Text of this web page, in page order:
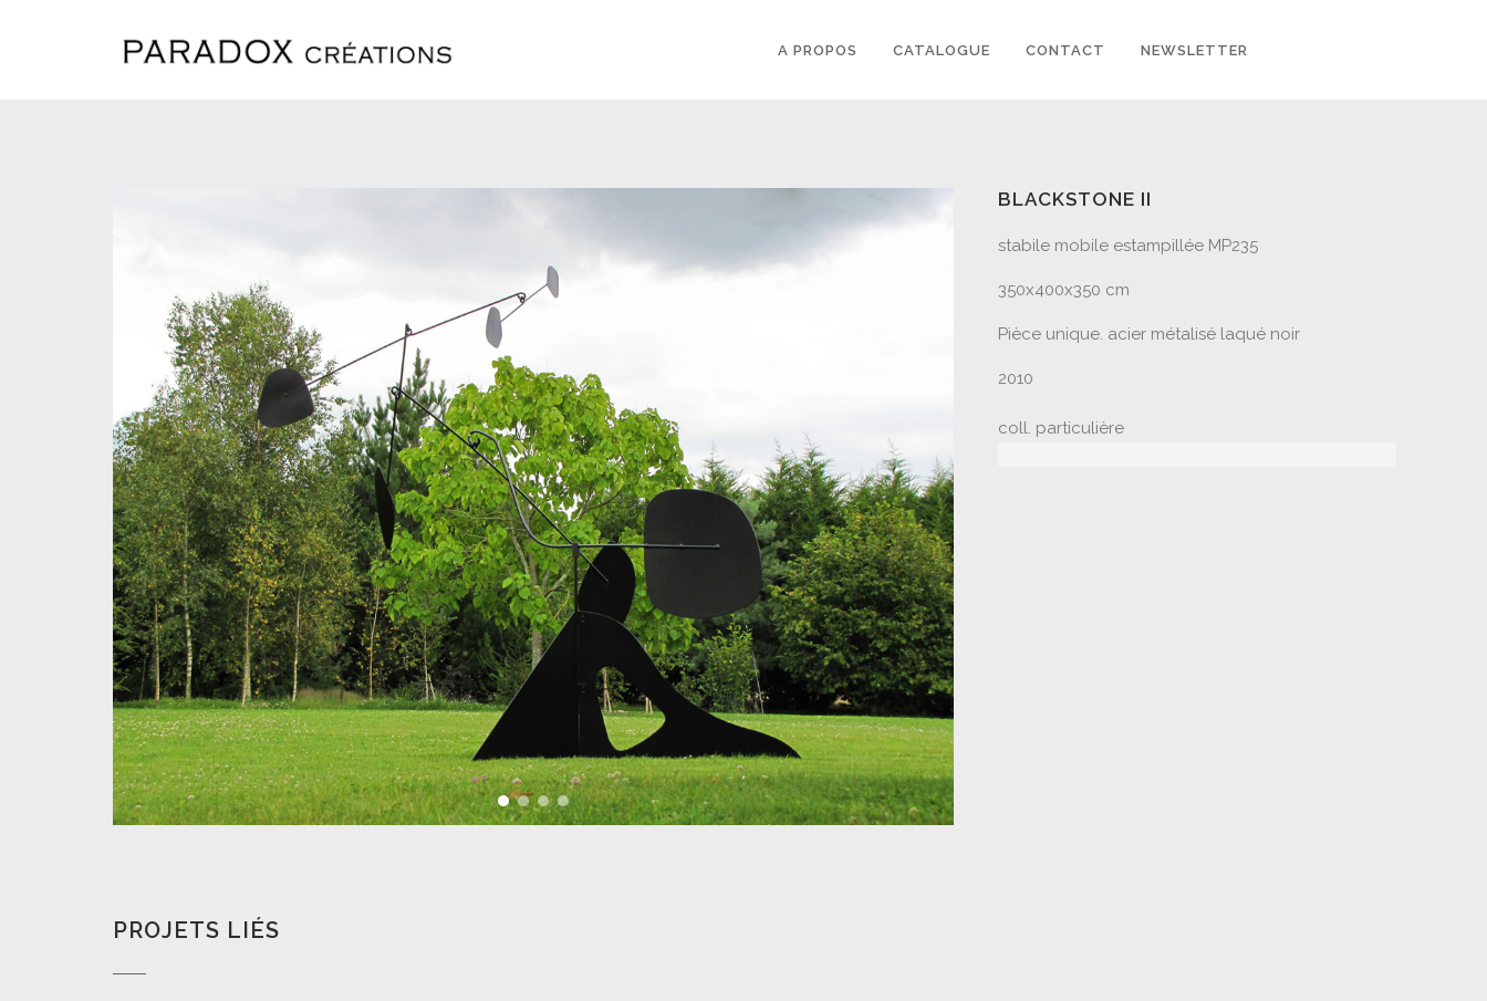
A PROPOS CATALOGUE CONTACT NEWSLETTER
BLACKSTONE II
stabile mobile estampillée MP235
350x400x350 cm
Pièce unique. acier métalisé laqué noir
2010
coll. particulière
PROJETS LIÉS